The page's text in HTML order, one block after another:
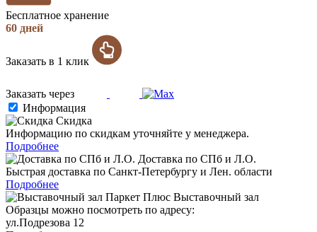
Бесплатное хранение
60 дней
Заказать в 1 клик
Заказать через
Информация
Скидка
Информацию по скидкам уточняйте у менеджера.
Подробнее
Доставка по СПб и Л.О.
Быстрая доставка по Санкт-Петербургу и Лен. области
Подробнее
Выставочный зал
Образцы можно посмотреть по адресу:
ул.Подрезова 12